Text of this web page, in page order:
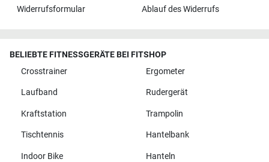
Widerrufsformular Ablauf des Widerrufs
BELIEBTE FITNESSGERÄTE BEI FITSHOP
Crosstrainer
Ergometer
Laufband Rudergerät
Kraftstation Trampolin
Tischtennis Hantelbank
Indoor Bike Hanteln